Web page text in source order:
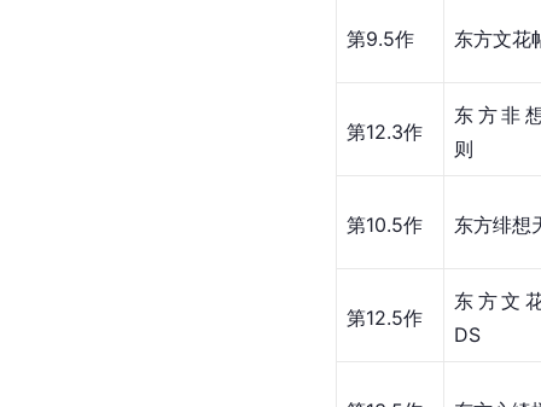
第9.5作 东方文花
第12.3作
东方非
则
第10.5作 东方绯想
第12.5作
东方文
DS